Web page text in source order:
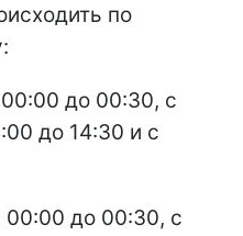
по
до 00:30, с
до 14:30 и с
00:00 до 00:30, с